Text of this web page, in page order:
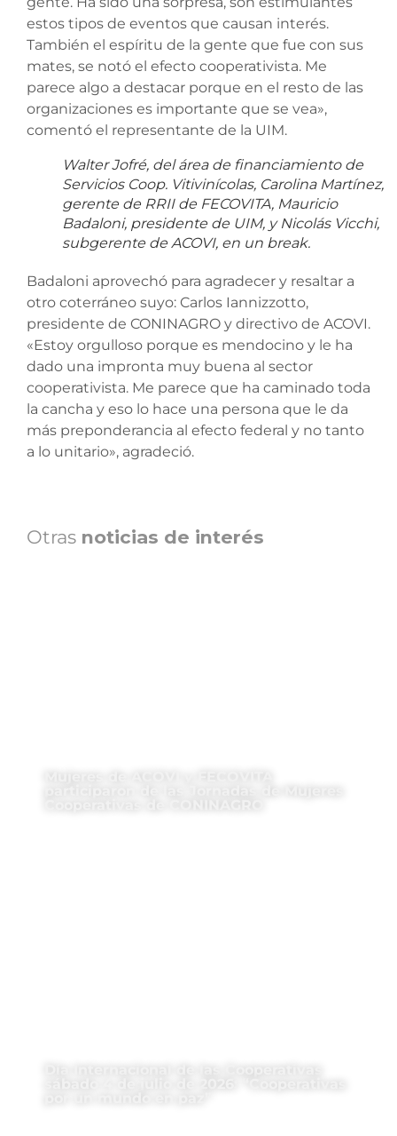
estos tipos de eventos que causan interés.
También el espíritu de la gente que fue con sus
mates, se notó el efecto cooperativista. Me
parece algo a destacar porque en el resto de las
organizaciones es importante que se vea»,
comentó el representante de la UIM.
Walter Jofré, del área de financiamiento de
Servicios Coop. Vitivinícolas, Carolina Martínez,
gerente de RRII de FECOVITA, Mauricio
Badaloni, presidente de UIM, y Nicolás Vicchi,
subgerente de ACOVI, en un break.
Badaloni aprovechó para agradecer y resaltar a
otro coterráneo suyo: Carlos Iannizzotto,
presidente de CONINAGRO y directivo de ACOVI.
«Estoy orgulloso porque es mendocino y le ha
dado una impronta muy buena al sector
cooperativista. Me parece que ha caminado toda
la cancha y eso lo hace una persona que le da
más preponderancia al efecto federal y no tanto
a lo unitario», agradeció.
Otras noticias de interés
Día Internacional de las Cooperativas